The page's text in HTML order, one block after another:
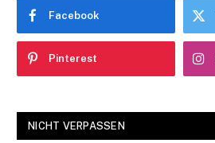
Facebook
Pinterest
NICHT VERPASSEN